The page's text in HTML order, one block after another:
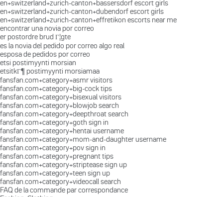
en+switzerland+zurich-canton+bassersdorf escort girls
en+switzerland+zurich-canton+dubendorf escort girls
en+switzerland+zurich-canton+effretikon escorts near me
encontrar una novia por correo
er postordre brud Г¦gte
es la novia del pedido por correo algo real
esposa de pedidos por correo
etsi postimyynti morsian
etsitkГ¶ postimyynti morsiamaa
fansfan.com+category+asmr visitors
fansfan.com+category+big-cock tips
fansfan.com+category+bisexual visitors
fansfan.com+category+blowjob search
fansfan.com+category+deepthroat search
fansfan.com+category+goth sign in
fansfan.com+category+hentai username
fansfan.com+category+mom-and-daughter username
fansfan.com+category+pov sign in
fansfan.com+category+pregnant tips
fansfan.com+category+striptease sign up
fansfan.com+category+teen sign up
fansfan.com+category+videocall search
FAQ de la commande par correspondance